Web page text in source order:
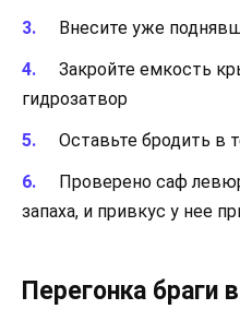
Внесите уже
Закройте емкость
гидрозатвор
Оставьте бродить в
Проверено саф
запаха, и привкус у нее
Перегонка браги